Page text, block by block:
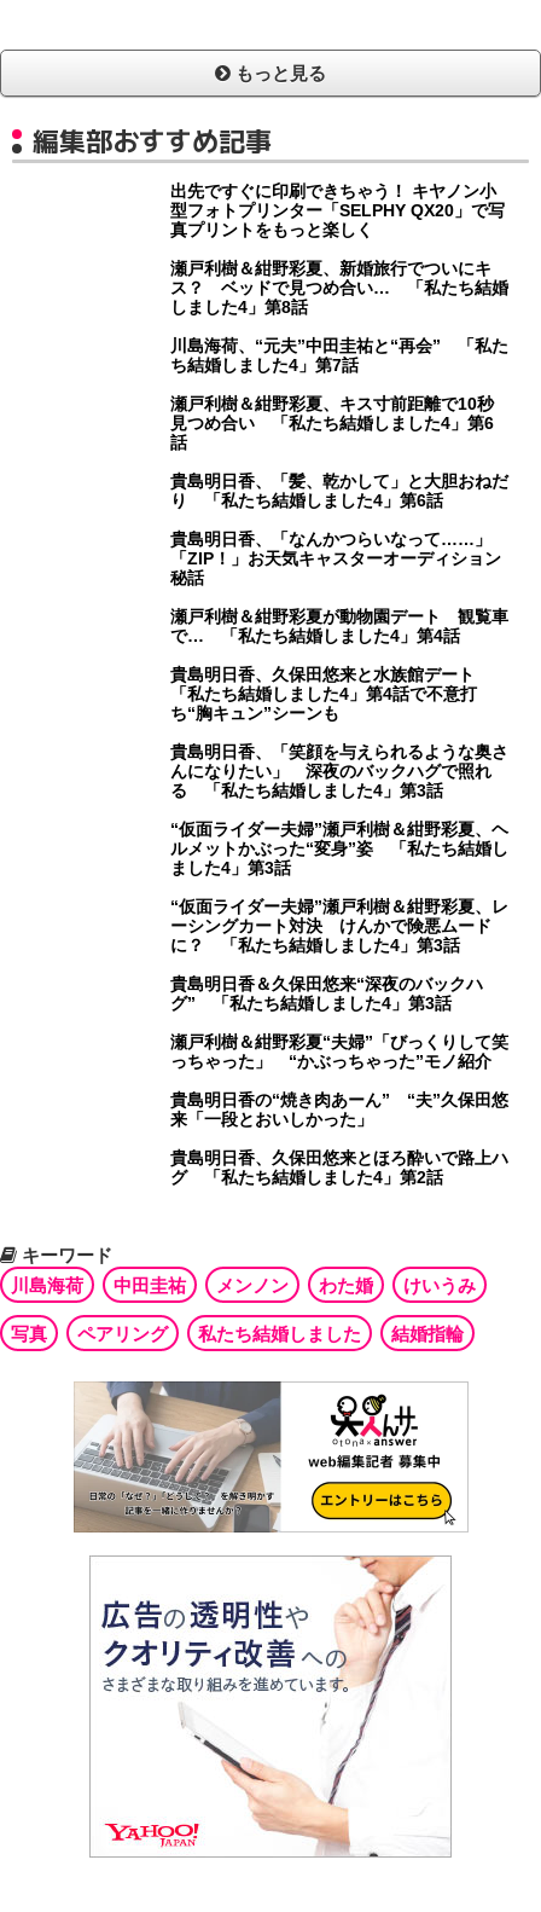
もっと見る
編集部おすすめ記事
出先ですぐに印刷できちゃう！ キヤノン小
型フォトプリンター「SELPHY QX20」で写
真プリントをもっと楽しく
瀬戸利樹＆紺野彩夏、新婚旅行でついにキ
ス？ ベッドで見つめ合い… 「私たち結婚
しました4」第8話
川島海荷、“元夫”中田圭祐と“再会” 「私た
ち結婚しました4」第7話
瀬戸利樹＆紺野彩夏、キス寸前距離で10秒
見つめ合い 「私たち結婚しました4」第6
話
貴島明日香、「髪、乾かして」と大胆おねだ
り 「私たち結婚しました4」第6話
貴島明日香、「なんかつらいなって……」
「ZIP！」お天気キャスターオーディション
秘話
瀬戸利樹＆紺野彩夏が動物園デート 観覧車
で… 「私たち結婚しました4」第4話
貴島明日香、久保田悠来と水族館デート
「私たち結婚しました4」第4話で不意打
ち“胸キュン”シーンも
貴島明日香、「笑顔を与えられるような奥さ
んになりたい」 深夜のバックハグで照れ
る 「私たち結婚しました4」第3話
“仮面ライダー夫婦”瀬戸利樹＆紺野彩夏、ヘ
ルメットかぶった“変身”姿 「私たち結婚し
ました4」第3話
“仮面ライダー夫婦”瀬戸利樹＆紺野彩夏、レ
ーシングカート対決 けんかで険悪ムード
に？ 「私たち結婚しました4」第3話
貴島明日香＆久保田悠来“深夜のバックハ
グ” 「私たち結婚しました4」第3話
瀬戸利樹＆紺野彩夏“夫婦”「びっくりして笑
っちゃった」 “かぶっちゃった”モノ紹介
貴島明日香の“焼き肉あーん” “夫”久保田悠
来「一段とおいしかった」
貴島明日香、久保田悠来とほろ酔いで路上ハ
グ 「私たち結婚しました4」第2話
キーワード
川島海荷
中田圭祐 メンノン わた婚 けいうみ
写真 ペアリング 私たち結婚しました 結婚指輪